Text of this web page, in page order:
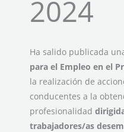
2024
Ha salido publicada
para el Empleo en el
la realización de
conducentes a la
profesionalidad
trabajadores/as